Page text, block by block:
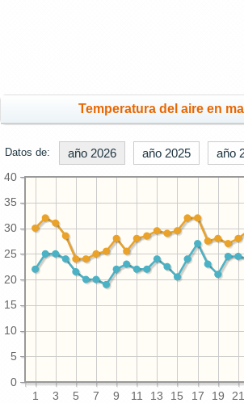
Temperatura del aire en
Datos de: año 2026 año 2025 año
1 3 5 7 9 11 13 15 17 19 21
0
5
10
15
20
25
30
35
40